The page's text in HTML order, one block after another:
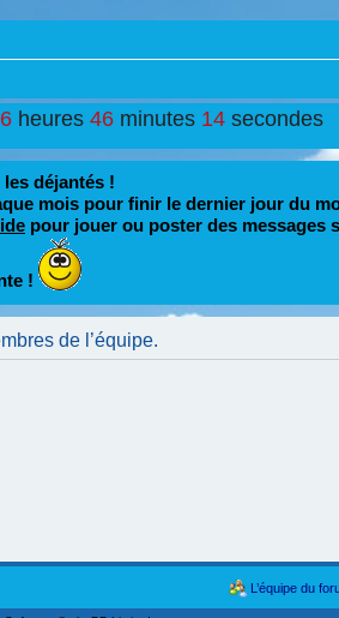
heures 46 minutes 14 secondes
les déjantés !
mois pour finir le dernier jour du
pour jouer ou poster des messages
!
de l’équipe.
L’équipe du